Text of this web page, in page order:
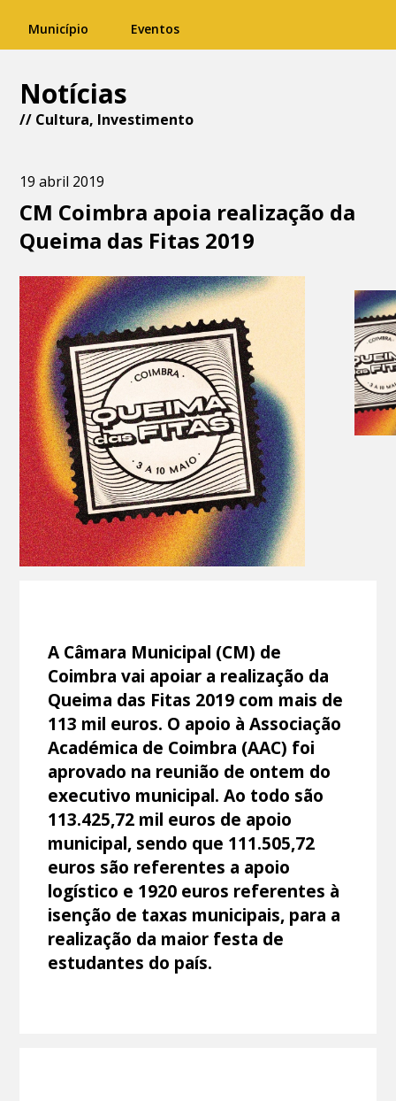
Município Eventos
Notícias
// Cultura, Investimento
19 abril 2019
CM Coimbra apoia realização da
Queima das Fitas 2019
A Câmara Municipal (CM) de
Coimbra vai apoiar a realização da
Queima das Fitas 2019 com mais de
113 mil euros. O apoio à Associação
Académica de Coimbra (AAC) foi
aprovado na reunião de ontem do
executivo municipal. Ao todo são
113.425,72 mil euros de apoio
municipal, sendo que 111.505,72
euros são referentes a apoio
logístico e 1920 euros referentes à
isenção de taxas municipais, para a
realização da maior festa de
estudantes do país.